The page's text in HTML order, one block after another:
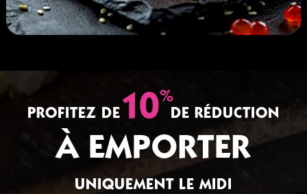
PROFITEZ DE10%
DE RÉDUCTION
À EMPORTER
UNIQUEMENT LE MIDI